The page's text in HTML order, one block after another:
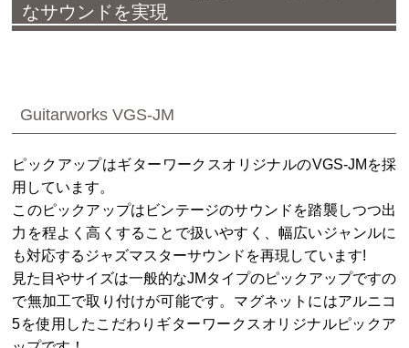
なサウンドを実現
Guitarworks VGS-JM
ピックアップはギターワークスオリジナルのVGS-JMを採
用しています。
このピックアップはビンテージのサウンドを踏襲しつつ出
力を程よく高くすることで扱いやすく、幅広いジャンルに
も対応するジャズマスターサウンドを再現しています!
見た目やサイズは一般的なJMタイプのピックアップですの
で無加工で取り付けが可能です。マグネットにはアルニコ
5を使用したこだわりギターワークスオリジナルピックア